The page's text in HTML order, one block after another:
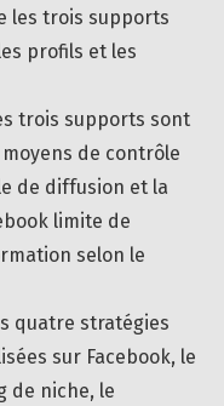
les trois supports
profils et les
trois supports sont
de contrôle
de diffusion et la
limite de
selon le
quatre stratégies
sur Facebook, le
de niche, le